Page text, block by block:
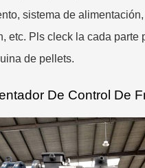
sistema de
etc. Pls cleck la cada parte
de pellets.
De Control De